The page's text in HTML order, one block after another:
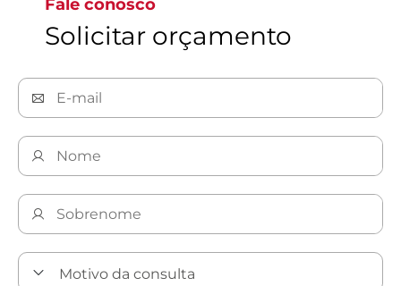
Fale conosco
Solicitar orçamento